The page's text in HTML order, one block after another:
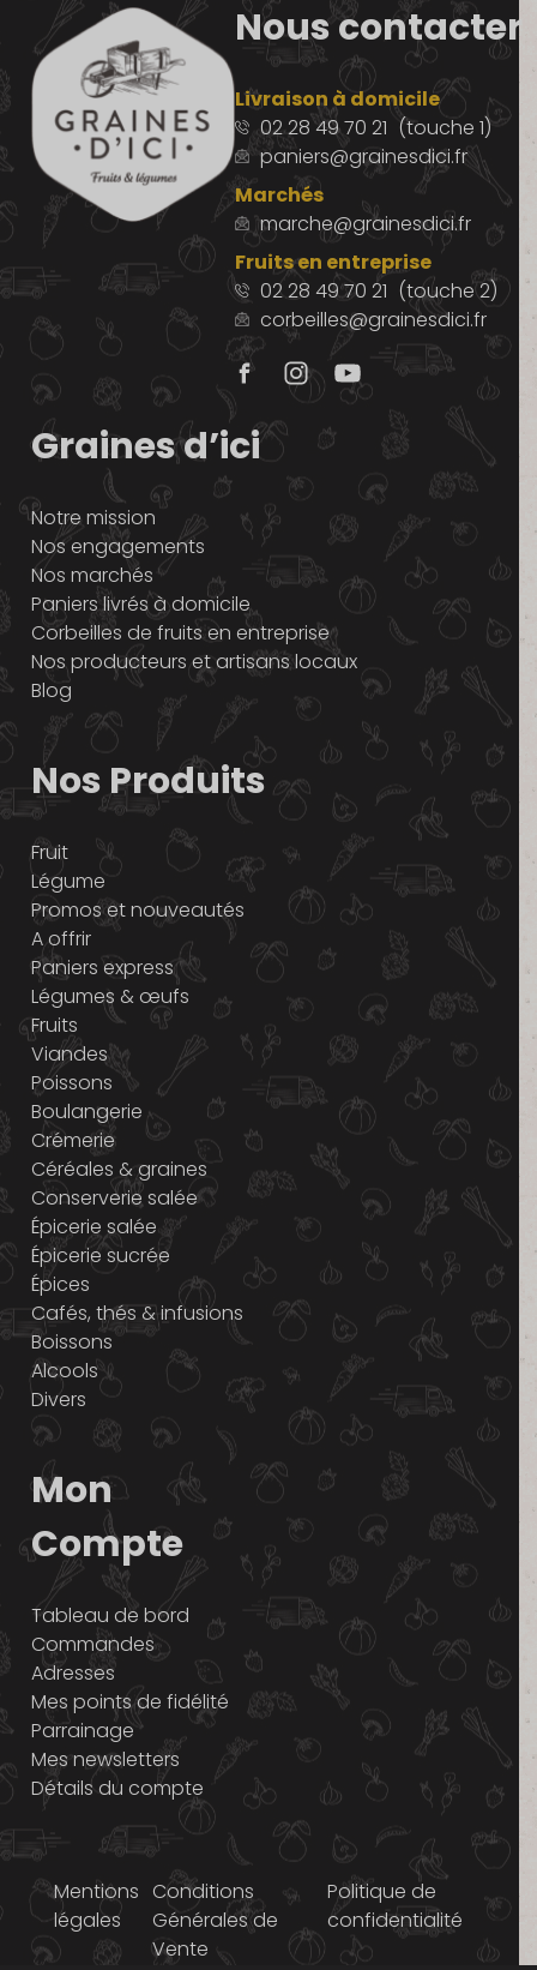
Nous contacter
Livraison à domicile
02 28 49 70 21 (touche 1)
paniers@grainesdici.fr
Marchés
marche@grainesdici.fr
Fruits en entreprise
02 28 49 70 21 (touche 2)
corbeilles@grainesdici.fr
Graines d’ici
Notre mission
Nos engagements
Nos marchés
Paniers livrés à domicile
Corbeilles de fruits en entreprise
Nos producteurs et artisans locaux
Blog
Nos Produits
Fruit
Légume
Promos et nouveautés
A offrir
Paniers express
Légumes & œufs
Fruits
Viandes
Poissons
Boulangerie
Crémerie
Céréales & graines
Conserverie salée
Épicerie salée
Épicerie sucrée
Épices
Cafés, thés & infusions
Boissons
Alcools
Divers
Mon
Compte
Tableau de bord
Commandes
Adresses
Mes points de fidélité
Parrainage
Mes newsletters
Détails du compte
Mentions
légales
Conditions
Générales de
Vente
Politique de
confidentialité